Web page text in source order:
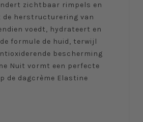
zichtbaar rimpels en
de herstructurering van
voedt, hydrateert en
formule de huid, terwijl
bescherming
Nuit vormt een perfecte
de dagcrème Elastine